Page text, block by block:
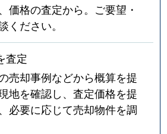
価格の査定から。ご要望・
ください。
査定
売却事例などから概算を提
地を確認し、査定価格を提
必要に応じて売却物件を調